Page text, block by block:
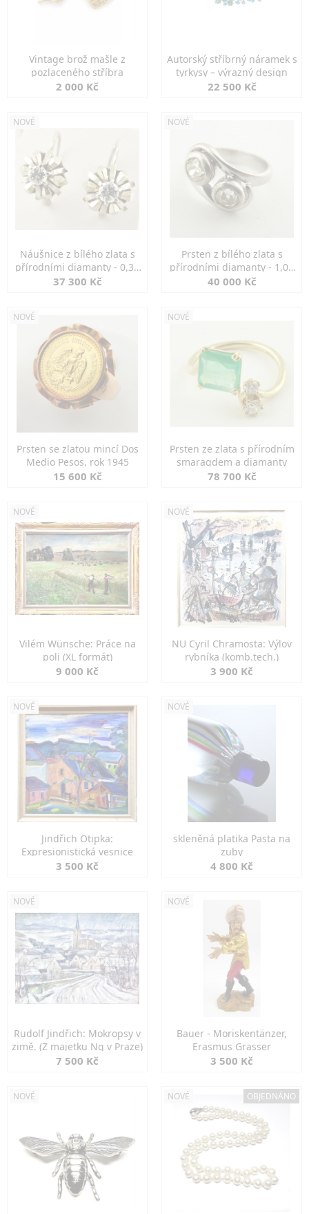
Vintage brož mašle z
pozlaceného stříbra
2 000 Kč
Autorský stříbrný náramek s
tyrkysy – výrazný design
22 500 Kč
NOVÉ
Náušnice z bílého zlata s
přírodními diamanty - 0,30
ct
37 300 Kč
NOVÉ
Prsten z bílého zlata s
přírodními diamanty - 1,00
ct
40 000 Kč
NOVÉ
Prsten se zlatou mincí Dos
Medio Pesos, rok 1945
15 600 Kč
NOVÉ
Prsten ze zlata s přírodním
smaragdem a diamanty
78 700 Kč
NOVÉ
Vilém Wünsche: Práce na
poli (XL formát)
9 000 Kč
NOVÉ
NU Cyril Chramosta: Výlov
rybníka (komb.tech.)
3 900 Kč
NOVÉ
Jindřich Otipka:
Expresionistická vesnice
3 500 Kč
NOVÉ
skleněná platika Pasta na
zuby
4 800 Kč
NOVÉ
Rudolf Jindřich: Mokropsy v
zimě. (Z majetku Ng v Praze)
7 500 Kč
NOVÉ
Bauer - Moriskentänzer,
Erasmus Grasser
3 500 Kč
NOVÉ NOVÉ OBJEDNÁNO